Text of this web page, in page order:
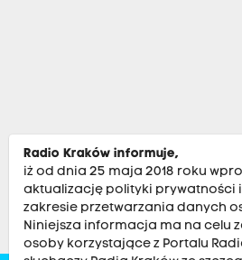
Radio Kraków informuje,
iż od dnia 25 maja 2018 roku
aktualizację polityki prywatności
zakresie przetwarzania danych
Niniejsza informacja ma na celu
osoby korzystające z Portalu